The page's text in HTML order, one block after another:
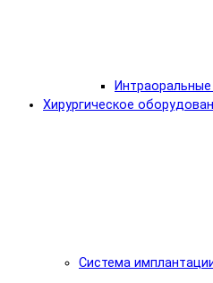
Хирургическое
Система